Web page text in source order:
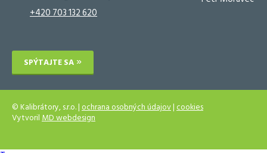
+420 703 132 620
SPÝTAJTE SA
© Kalibrátory, s.r.o. |ochrana osobných údajov|cookies
VytvorilMD webdesign